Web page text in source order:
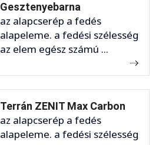
Gesztenyebarna
az alapcserép a fedés
alapeleme. a fedési szélesség
az elem egész számú ...
Terrán ZENIT Max Carbon
az alapcserép a fedés
alapeleme. a fedési szélesség